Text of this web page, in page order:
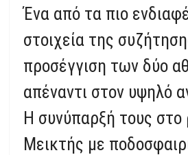
Ένα από τα πιο
στοιχεία της
προσέγγιση των δύο
απέναντι στον υψηλό
Η συνύπαρξή τους στο
Μεικτής με